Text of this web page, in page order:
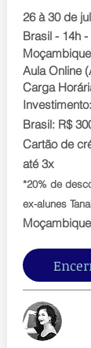
26 à 30 de
Brasil - 14h -
Aula Online
Carga
Investimento:
Brasil: R$
Cartão de
até 3x
*20% de
ex-alunes